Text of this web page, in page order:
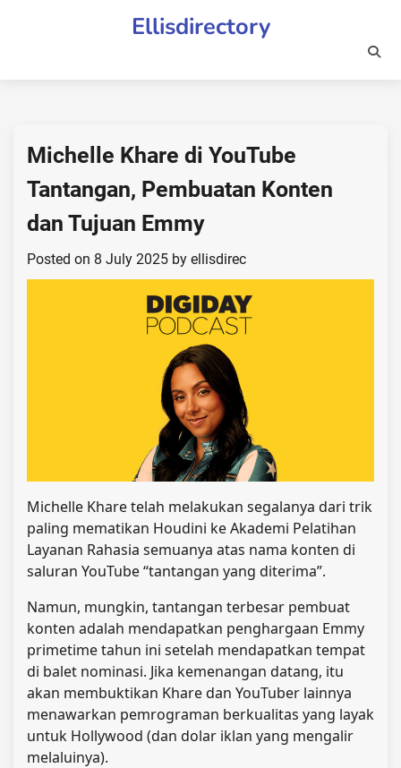
Ellisdirectory
Michelle Khare di YouTube
Tantangan, Pembuatan Konten
dan Tujuan Emmy
Posted on 8 July 2025 by ellisdirec
Michelle Khare telah melakukan segalanya dari trik
paling mematikan Houdini ke Akademi Pelatihan
Layanan Rahasia semuanya atas nama konten di
saluran YouTube “tantangan yang diterima”.
Namun, mungkin, tantangan terbesar pembuat
konten adalah mendapatkan penghargaan Emmy
primetime tahun ini setelah mendapatkan tempat
di balet nominasi. Jika kemenangan datang, itu
akan membuktikan Khare dan YouTuber lainnya
menawarkan pemrograman berkualitas yang layak
untuk Hollywood (dan dolar iklan yang mengalir
melaluinya).